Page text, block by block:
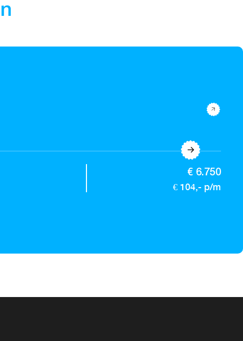
€ 6.750
€ 104,- p/m